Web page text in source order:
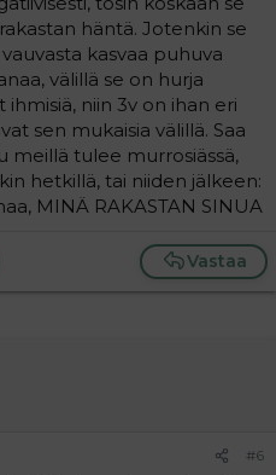
häntä. Jotenkin se
kasvaa puhuva
välillä se on hurja
niin 3v on ihan eri
sen mukaisia välillä. Saa
meillä tulee murrosiässä,
hetkillä, tai niiden jälkeen:
MINÄ RAKASTAN SINUA
Vastaa
#6